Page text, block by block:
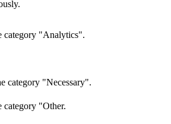
category "Analytics".
category "Necessary".
category "Other.